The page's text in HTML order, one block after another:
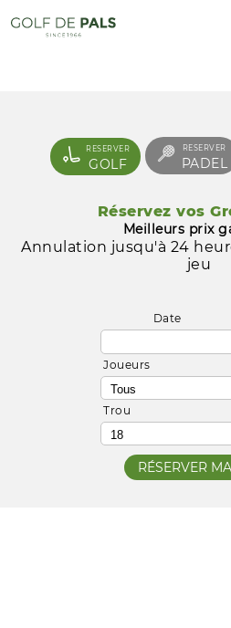
RESERVER
GOLF
RESERVER
PADEL
Réservez vos
Meilleurs prix
Annulation jusqu'à 24
jeu
Date
Joueurs
Trou